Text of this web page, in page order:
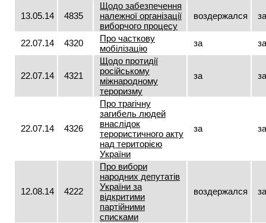
13.05.14 4835
Щодо забезпечення
належної організації
виборчого процесу
воздержался за
22.07.14 4320
Про часткову
мобілізацію
за за
22.07.14 4321
Щодо протидії
російському
міжнародному
тероризму
за за
22.07.14 4326
Про трагічну
загибель людей
внаслідок
терористичного акту
над територією
України
за за
12.08.14 4222
Про вибори
народних депутатів
України за
відкритими
партійними
списками
воздержался за